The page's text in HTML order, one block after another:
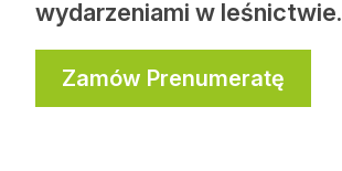
wydarzeniami w leśnictwie.
Zamów Prenumeratę